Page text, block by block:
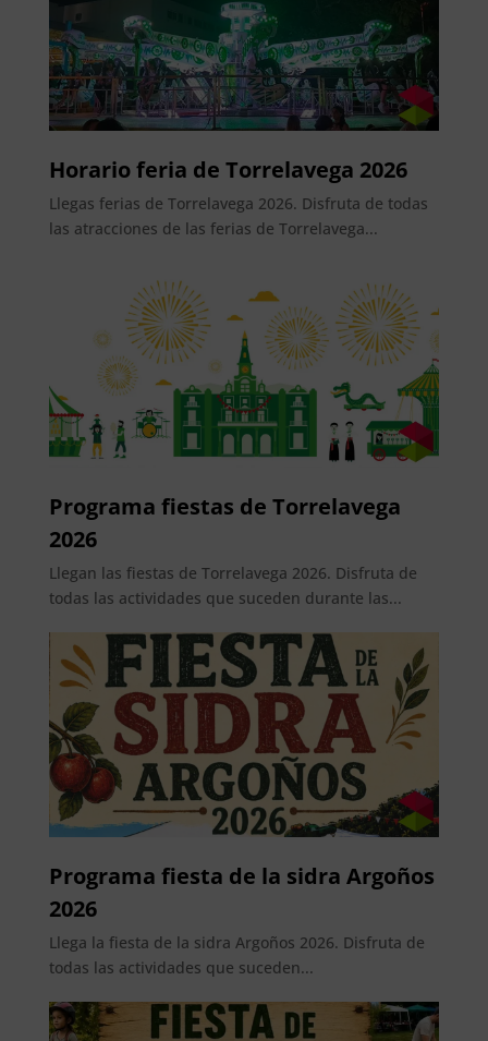
Horario feria de Torrelavega 2026
Llegas ferias de Torrelavega 2026. Disfruta de todas
las atracciones de las ferias de Torrelavega...
Programa fiestas de Torrelavega
2026
Llegan las fiestas de Torrelavega 2026. Disfruta de
todas las actividades que suceden durante las...
Programa fiesta de la sidra Argoños
2026
Llega la fiesta de la sidra Argoños 2026. Disfruta de
todas las actividades que suceden...